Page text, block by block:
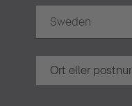
Sweden